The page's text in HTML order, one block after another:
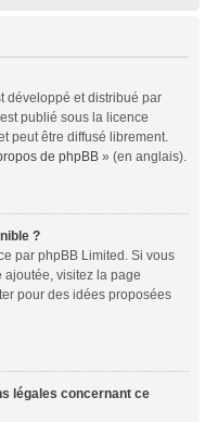
développé et distribué par
publié sous la licence
peut être diffusé librement.
de phpBB » (en anglais).
?
par phpBB Limited. Si vous
ajoutée, visitez la page
pour des idées proposées
légales concernant ce